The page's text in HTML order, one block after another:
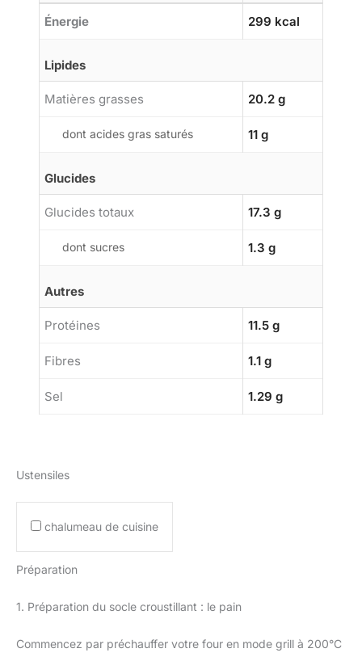
Énergie 299 kcal
Lipides
Matières grasses 20.2 g
dont acides gras saturés 11 g
Glucides
Glucides totaux 17.3 g
dont sucres 1.3 g
Autres
Protéines 11.5 g
Fibres 1.1 g
Sel 1.29 g
Ustensiles
chalumeau de cuisine
Préparation
1. Préparation du socle croustillant : le pain
Commencez par préchauffer votre four en mode grill à 200°C